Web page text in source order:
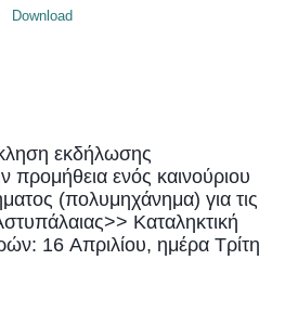
Download
εκδήλωσης
προμήθεια ενός καινούριου
(πολυμηχάνημα) για τις
Καταληκτική
16 Απριλίου, ημέρα Τρίτη